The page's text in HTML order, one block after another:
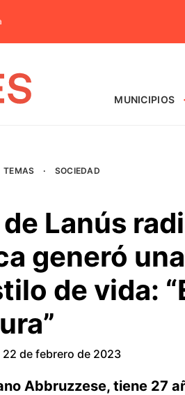
MUNICIPIOS
TEMAS · SOCIEDAD
Lanús
generó
de vida:
22 de febrero de 2023
Abbruzzese, tiene 27